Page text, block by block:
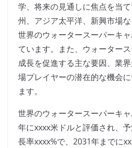
学、将来の見通しに焦点を当
州、アジア太平洋、新興市場
世界のウォータースーパーキ
ています。また、ウォーター
成長を促進する主な要因、業
場プレイヤーの潜在的な機会
ます。
世界のウォータースーパーキ
年にxxxx米ドルと評価され、
長率xxxx%で、2031年までに